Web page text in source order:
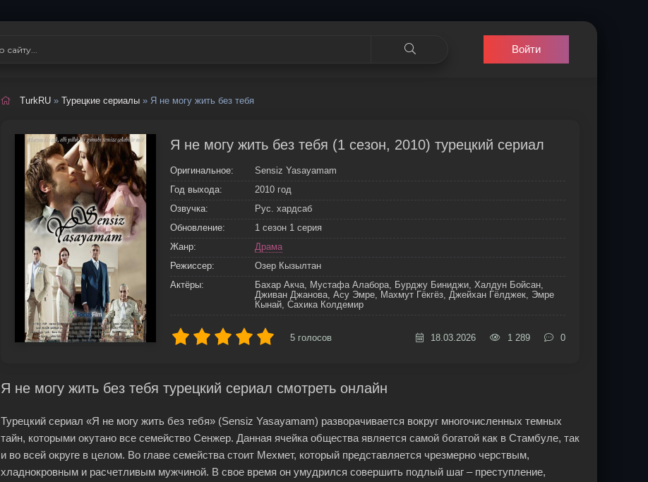
Войти
TurkRU » Турецкие сериалы » Я не могу жить без тебя
Я не могу жить без тебя (1 сезон, 2010) турецкий сериал
Оригинальное:
Sensiz Yasayamam
Год выхода:
2010 год
Озвучка:
Рус. хардсаб
Обновление:
1 сезон 1 серия
Жанр:
Драма
Режиссер:
Озер Кызылтан
Актёры:
Бахар Акча, Мустафа Алабора, Бурджу Биниджи, Халдун Бойсан,
Дживан Джанова, Асу Эмре, Махмут Гёкгёз, Джейхан Гёлджек, Эмре
Кынай, Сахика Колдемир
5 голосов 18.03.2026 1 289 0
Я не могу жить без тебя турецкий сериал смотреть онлайн
Турецкий сериал «Я не могу жить без тебя» (Sensiz Yasayamam) разворачивается вокруг многочисленных темных
тайн, которыми окутано все семейство Сенжер. Данная ячейка общества является самой богатой как в Стамбуле, так
и во всей округе в целом. Во главе семейства стоит Мехмет, который представляется чрезмерно черствым,
хладнокровным и расчетливым мужчиной. В свое время он умудрился совершить подлый шаг – преступление,